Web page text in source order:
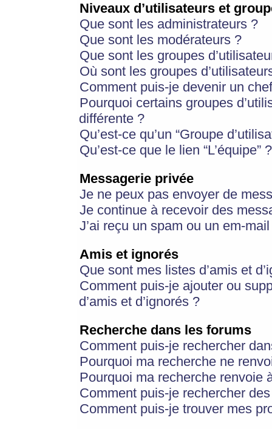
Niveaux d’utilisateurs et
Que sont les administrateurs ?
Que sont les modérateurs ?
Que sont les groupes
Où sont les groupes
Comment puis-je devenir un
Pourquoi certains groupes
différente ?
Qu’est-ce qu’un “Groupe
Qu’est-ce que le lien “L’équipe” ?
Messagerie privée
Je ne peux pas envoyer de
Je continue à recevoir des
J’ai reçu un spam ou un em-
Amis et ignorés
Que sont mes listes d’amis et
Comment puis-je ajouter ou
d’amis et d’ignorés ?
Recherche dans les forums
Comment puis-je rechercher
Pourquoi ma recherche ne
Pourquoi ma recherche renvoie
Comment puis-je rechercher
Comment puis-je trouver mes